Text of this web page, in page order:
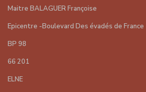
Maitre BALAGUER Françoise
Epicentre -Boulevard Des évadés de France
BP 98
66 201
ELNE